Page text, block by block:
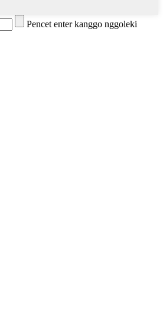
Pencet enter kanggo nggoleki